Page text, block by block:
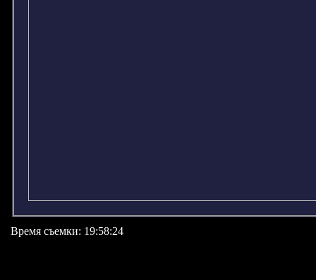
Время съемки: 19:58:24